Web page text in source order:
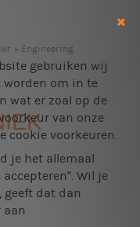
Engineering
gebruiken wij
worden om in te
wat er zoal op de
van onze
cookie voorkeuren.
je het allemaal
Wil je
geeft dat dan
aan